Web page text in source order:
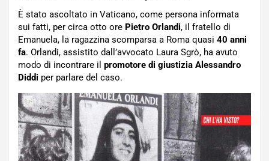
È stato ascoltato in Vaticano, come persona informata
sui fatti, per circa otto ore Pietro Orlandi, il fratello di
Emanuela, la ragazzina scomparsa a Roma quasi 40 anni
fa. Orlandi, assistito dall’avvocato Laura Sgrò, ha avuto
modo di incontrare il promotore di giustizia Alessandro
Diddi per parlare del caso.